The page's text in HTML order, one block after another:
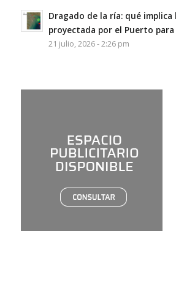
Dragado de la ría: qué
proyectada por el Puerto para
21 julio, 2026 - 2:26 pm